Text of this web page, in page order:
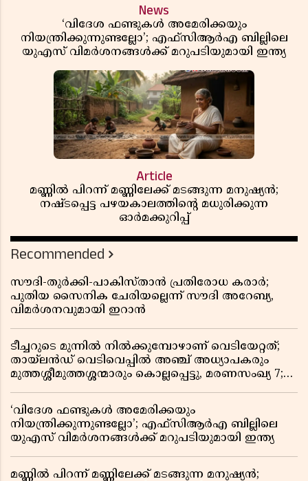
News
‘വിദേശ ഫണ്ടുകൾ അമേരിക്കയും
നിയന്ത്രിക്കുന്നുണ്ടല്ലോ’; എഫ്സിആർഎ ബില്ലിലെ
യുഎസ് വിമർശനങ്ങൾക്ക് മറുപടിയുമായി ഇന്ത്യ
Article
മണ്ണിൽ പിറന്ന് മണ്ണിലേക്ക് മടങ്ങുന്ന മനുഷ്യൻ;
നഷ്ടപ്പെട്ട പഴയകാലത്തിൻ്റെ മധുരിക്കുന്ന
ഓർമക്കുറിപ്പ്
Recommended
സൗദി-തുർക്കി-പാകിസ്താൻ പ്രതിരോധ കരാർ;
പുതിയ സൈനിക ചേരിയല്ലെന്ന് സൗദി അറേബ്യ,
വിമർശനവുമായി ഇറാൻ
ടീച്ചറുടെ മുന്നിൽ നിൽക്കുമ്പോഴാണ് വെടിയേറ്റത്;
തായ്‌ലൻഡ് വെടിവെപ്പിൽ അഞ്ച് അധ്യാപകരും
മുത്തശ്ശീമുത്തശ്ശന്മാരും കൊല്ലപ്പെട്ടു, മരണസംഖ്യ 7;
‘വിദേശ ഫണ്ടുകൾ അമേരിക്കയും
നിയന്ത്രിക്കുന്നുണ്ടല്ലോ’; എഫ്സിആർഎ ബില്ലിലെ
യുഎസ് വിമർശനങ്ങൾക്ക് മറുപടിയുമായി ഇന്ത്യ
മണ്ണിൽ പിറന്ന് മണ്ണിലേക്ക് മടങ്ങുന്ന മനുഷ്യൻ;